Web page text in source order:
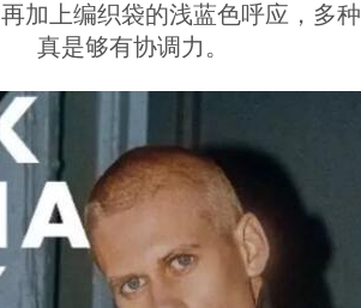
加上编织袋的浅蓝色呼应，多
真是够有协调力。